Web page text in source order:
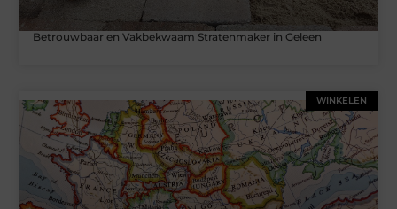
Betrouwbaar en Vakbekwaam Stratenmaker in Geleen
WINKELEN